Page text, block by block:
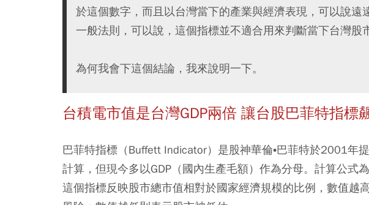
於這個數字，而且以台灣當下的產業與經濟表現，可以說遠
一般法則，可以說，這個指標並不適合用來判斷當下台灣股
為何我會下這個結論，我來說明一下。
台積電市值是台灣GDP兩倍 讓台股巴菲特指標
巴菲特指標（Buffett Indicator）是股神華倫•巴菲特於2001年
計算，但現今多以GDP（國內生產毛額）作為分母。計算公式
這個指標反映股市總市值相對於國家經濟規模的比例，數值越